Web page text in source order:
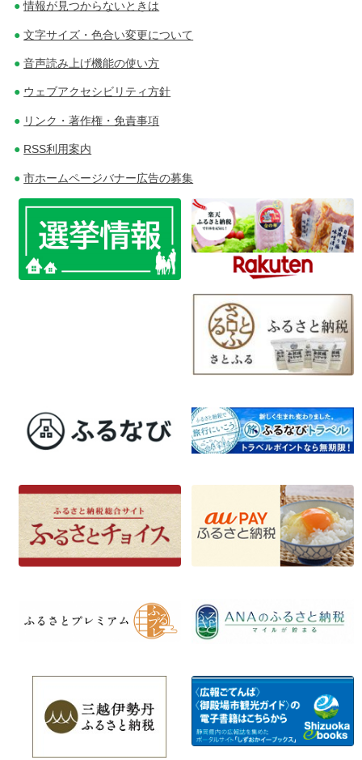
シ
ョ
ン
情報が見つからないときは
文字サイズ・色合い変更について
音声読み上げ機能の使い方
ウェブアクセシビリティ方針
リンク・著作権・免責事項
RSS利用案内
市ホームページバナー広告の募集